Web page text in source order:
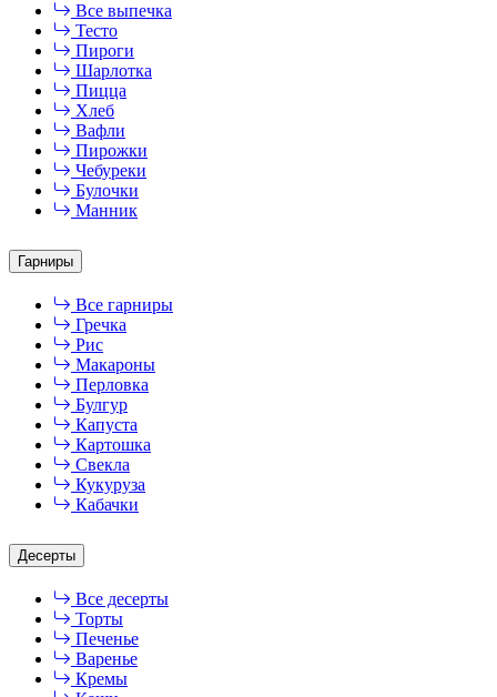
Все выпечка
Тесто
Пироги
Шарлотка
Пицца
Хлеб
Вафли
Пирожки
Чебуреки
Булочки
Манник
Гарниры
Все гарниры
Гречка
Рис
Макароны
Перловка
Булгур
Капуста
Картошка
Свекла
Кукуруза
Кабачки
Десерты
Все десерты
Торты
Печенье
Варенье
Кремы